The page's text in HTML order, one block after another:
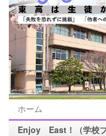
ホーム
Enjoy East！（学校ブ